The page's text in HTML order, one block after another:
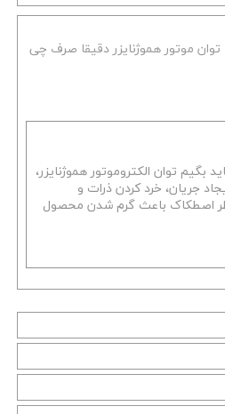
موتور هموژنایزر دقیقا صرف چی
بگیم توان الکتروموتور هموژنایزر،
جریان، خرد کردن ذرات و
اصطکاک باعث گرم شدن محصول